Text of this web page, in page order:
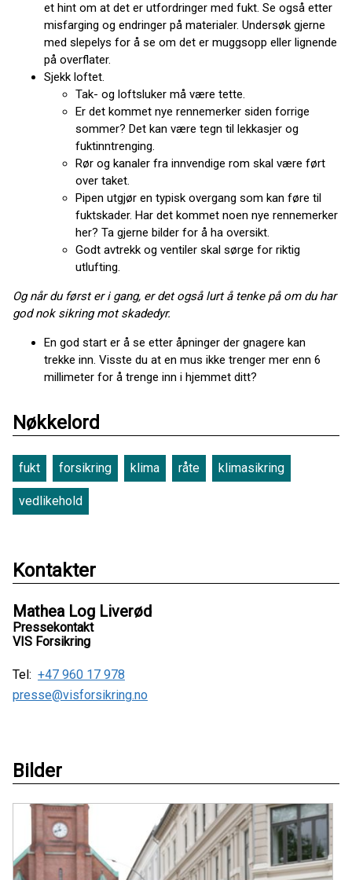
et hint om at det er utfordringer med fukt. Se også etter
misfarging og endringer på materialer. Undersøk gjerne
med slepelys for å se om det er muggsopp eller lignende
på overflater.
Sjekk loftet.
Tak- og loftsluker må være tette.
Er det kommet nye rennemerker siden forrige
sommer? Det kan være tegn til lekkasjer og
fuktinntrenging.
Rør og kanaler fra innvendige rom skal være ført
over taket.
Pipen utgjør en typisk overgang som kan føre til
fuktskader. Har det kommet noen nye rennemerker
her? Ta gjerne bilder for å ha oversikt.
Godt avtrekk og ventiler skal sørge for riktig
utlufting.
Og når du først er i gang, er det også lurt å tenke på om du har
god nok sikring mot skadedyr.
En god start er å se etter åpninger der gnagere kan
trekke inn. Visste du at en mus ikke trenger mer enn 6
millimeter for å trenge inn i hjemmet ditt?
Nøkkelord
fukt forsikring klima råte klimasikring
vedlikehold
Kontakter
Mathea Log Liverød
Pressekontakt
VIS Forsikring
Tel: +47 960 17 978
presse@visforsikring.no
Bilder